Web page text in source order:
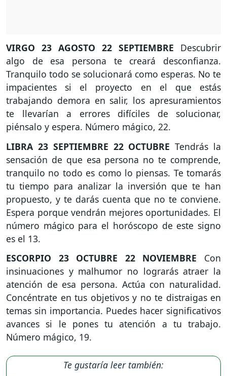
VIRGO 23 AGOSTO 22 SEPTIEMBRE Descubrir
algo de esa persona te creará desconfianza.
Tranquilo todo se solucionará como esperas. No te
impacientes si el proyecto en el que estás
trabajando demora en salir, los apresuramientos
te llevarían a errores difíciles de solucionar,
piénsalo y espera. Número mágico, 22.
LIBRA 23 SEPTIEMBRE 22 OCTUBRE Tendrás la
sensación de que esa persona no te comprende,
tranquilo no todo es como lo piensas. Te tomarás
tu tiempo para analizar la inversión que te han
propuesto, y te darás cuenta que no te conviene.
Espera porque vendrán mejores oportunidades. El
número mágico para el horóscopo de este signo
es el 13.
ESCORPIO
23 OCTUBRE 22 NOVIEMBRE Con
insinuaciones y malhumor no lograrás atraer la
atención de esa persona. Actúa con naturalidad.
Concéntrate en tus objetivos y no te distraigas en
temas sin importancia. Puedes hacer significativos
avances si le pones tu atención a tu trabajo.
Número mágico, 19.
Te gustaría leer también: